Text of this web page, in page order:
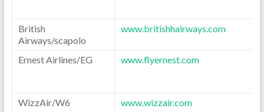
British
Airways/scapolo
www.britishhairways.com
Ernest Airlines/EG www.flyernest.com
WizzAir/W6
www.wizzair.com